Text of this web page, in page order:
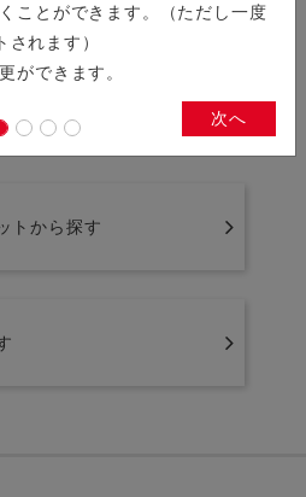
ことができます。（ただし一度
れます）
ができます。
次へ
検索することができます。
トから探す